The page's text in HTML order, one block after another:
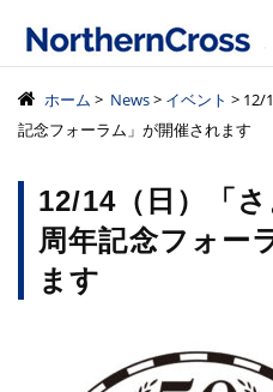
ホーム > News> イベント > 12/
記念フォーラム」が開催されます
12/14（日）「
周年記念フォー
ます